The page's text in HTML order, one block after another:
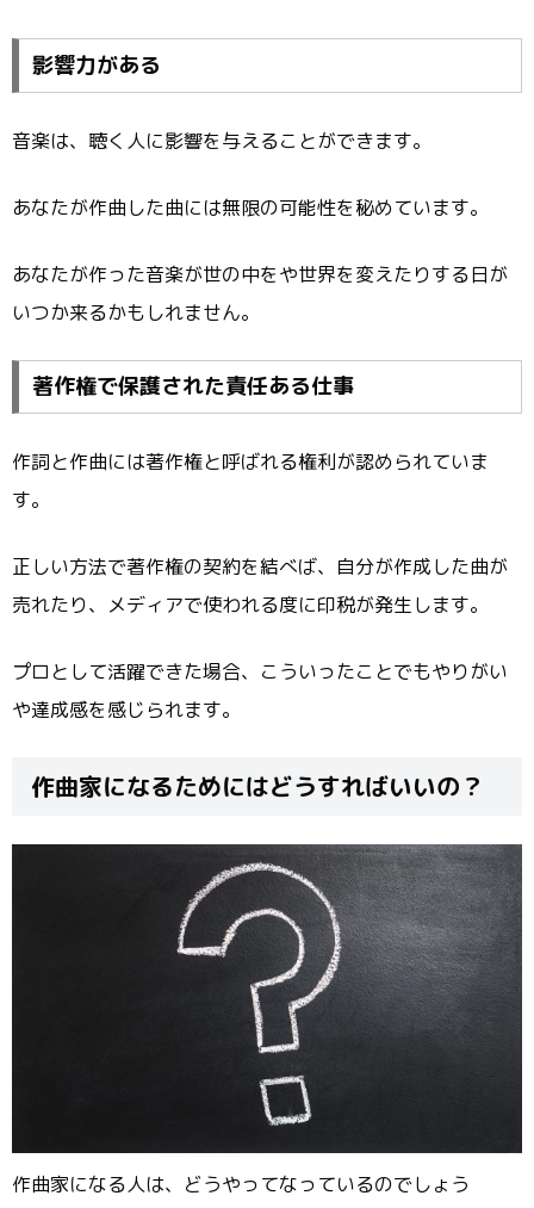
影響力がある
音楽は、聴く人に影響を与えることができます。
あなたが作曲した曲には無限の可能性を秘めています。
あなたが作った音楽が世の中をや世界を変えたりする日が
いつか来るかもしれません。
著作権で保護された責任ある仕事
作詞と作曲には著作権と呼ばれる権利が認められていま
す。
正しい方法で著作権の契約を結べば、自分が作成した曲が
売れたり、メディアで使われる度に印税が発生します。
プロとして活躍できた場合、こういったことでもやりがい
や達成感を感じられます。
作曲家になるためにはどうすればいいの？
作曲家になる人は、どうやってなっているのでしょう